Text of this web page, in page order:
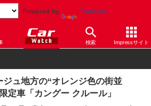
Powered by Translate
検索 Impressサイト
ルノー カングー
ジュ地方の“オレンジ色の街並
定車「カングー クルール」